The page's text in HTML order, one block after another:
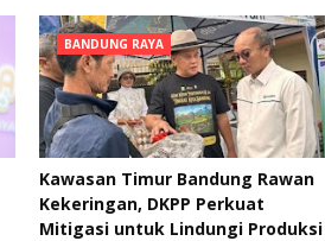
BANDUNG RAYA
Kawasan Timur Bandung Rawan
Kekeringan, DKPP Perkuat
Mitigasi untuk Lindungi Produksi